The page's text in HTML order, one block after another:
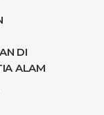
DI
ALAM